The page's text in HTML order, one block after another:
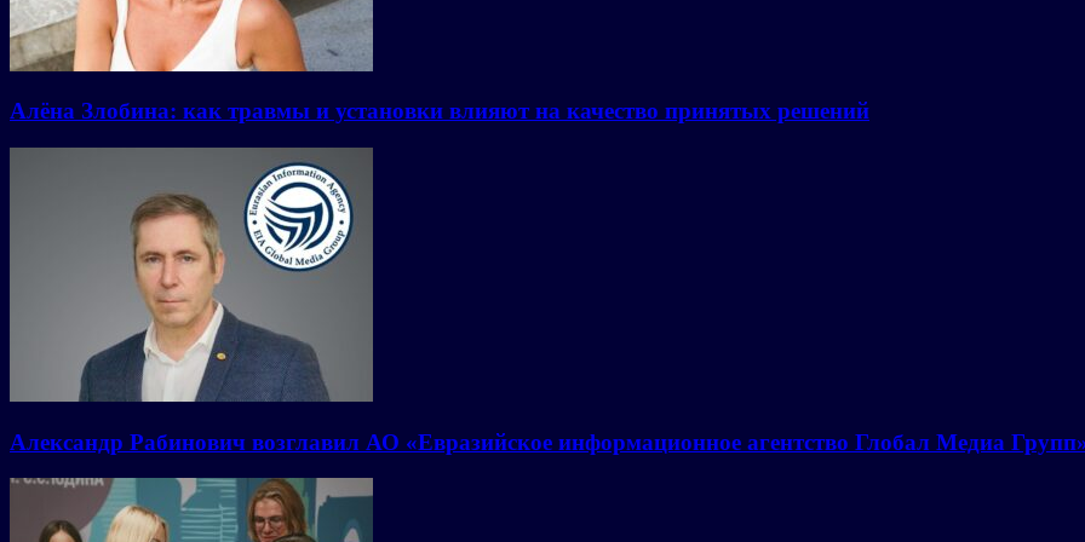
Алёна Злобина: как травмы и установки влияют на качество принятых решений
Александр Рабинович возглавил АО «Евразийское информационное агентство Глобал Медиа